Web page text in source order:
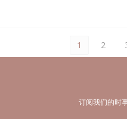
1 2
订阅我们的时